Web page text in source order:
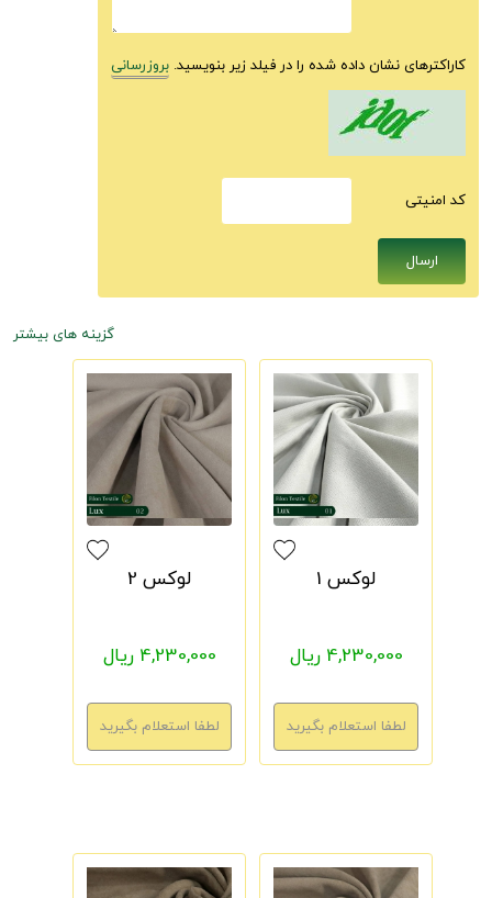
کاراکترهای نشان داده شده را در فیلد زیر بنویسید. بروزرسانی
كد امنيتى
گزینه های بیشتر
لوکس 1
4,230,000 ریال
لوکس 2
4,230,000 ریال